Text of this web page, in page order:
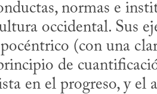
normas e
occidental. Sus
(con una
de
en el progreso, y el